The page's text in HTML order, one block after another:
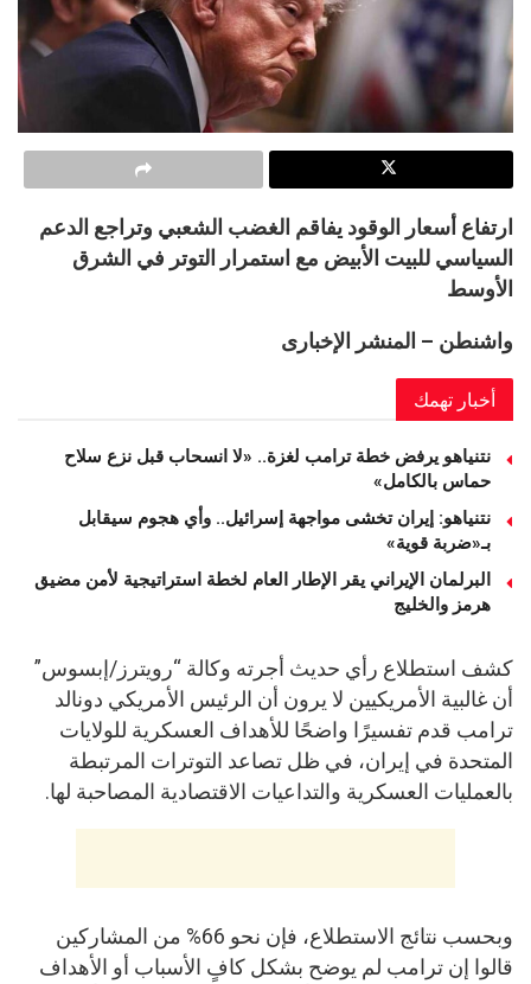
ارتفاع أسعار الوقود يفاقم الغضب الشعبي وتراجع الدعم
السياسي للبيت الأبيض مع استمرار التوتر في الشرق
الأوسط
واشنطن – المنشر الإخبارى
أخبار تهمك
نتنياهو يرفض خطة ترامب لغزة.. «لا انسحاب قبل نزع سلاح
حماس بالكامل»
نتنياهو: إيران تخشى مواجهة إسرائيل.. وأي هجوم سيقابل
بـ«ضربة قوية»
البرلمان الإيراني يقر الإطار العام لخطة استراتيجية لأمن مضيق
هرمز والخليج
كشف استطلاع رأي حديث أجرته وكالة “رويترز/إبسوس”
أن غالبية الأمريكيين لا يرون أن الرئيس الأمريكي دونالد
ترامب قدم تفسيرًا واضحًا للأهداف العسكرية للولايات
المتحدة في إيران، في ظل تصاعد التوترات المرتبطة
بالعمليات العسكرية والتداعيات الاقتصادية المصاحبة لها.
وبحسب نتائج الاستطلاع، فإن نحو 66% من المشاركين
قالوا إن ترامب لم يوضح بشكل كافٍ الأسباب أو الأهداف